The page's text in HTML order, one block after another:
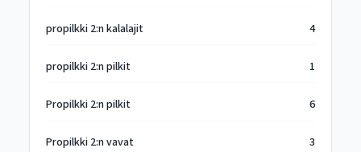
propilkki 2:n kalalajit 4
propilkki 2:n pilkit 1
Propilkki 2:n pilkit 6
Propilkki 2:n vavat 3